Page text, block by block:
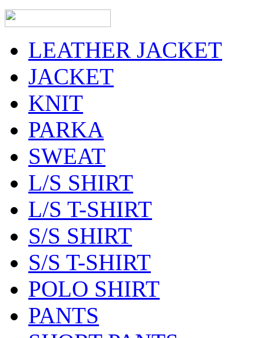
LEATHER JACKET
JACKET
KNIT
PARKA
SWEAT
L/S SHIRT
L/S T-SHIRT
S/S SHIRT
S/S T-SHIRT
POLO SHIRT
PANTS